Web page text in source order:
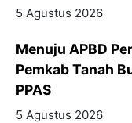
5 Agustus 2026
Menuju APBD
Pemkab Tanah
PPAS
5 Agustus 2026